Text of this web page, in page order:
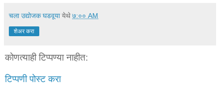
चला उद्योजक घडवूया येथे७:०० AM
शेअर करा
कोणत्याही टिप्पण्‍या नाहीत:
टिप्पणी पोस्ट करा